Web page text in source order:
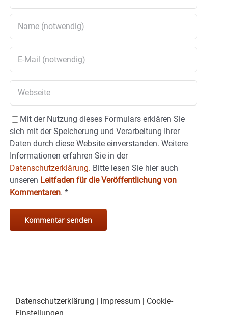
Mit der Nutzung dieses Formulars erklären Sie
sich mit der Speicherung und Verarbeitung Ihrer
Daten durch diese Website einverstanden. Weitere
Informationen erfahren Sie in der
Datenschutzerklärung. Bitte lesen Sie hier auch
unseren Leitfaden für die Veröffentlichung von
Kommentaren. *
Datenschutzerklärung | Impressum | Cookie-
Einstellungen